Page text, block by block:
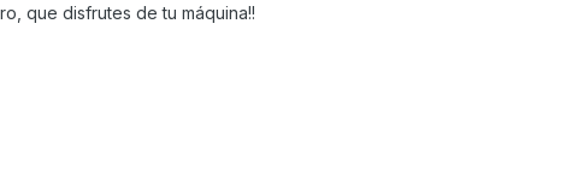
que disfrutes de tu máquina!!